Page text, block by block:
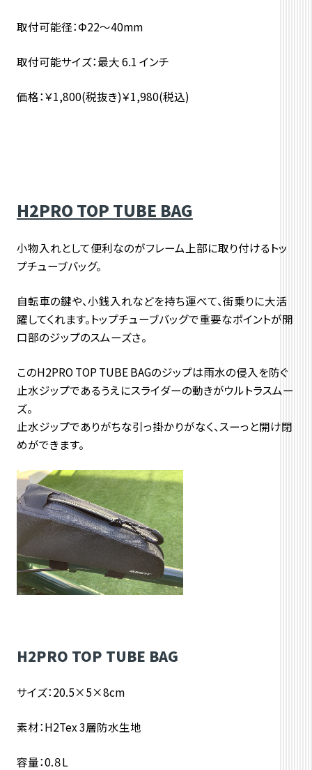
取付可能径：Φ22～40mm
取付可能サイズ：最大 6.1 インチ
価格：￥1,800(税抜き)￥1,980(税込)
H2PRO TOP TUBE BAG
小物入れとして便利なのがフレーム上部に取り付けるトッ
プチューブバッグ。
自転車の鍵や、小銭入れなどを持ち運べて、街乗りに大活
躍してくれます。トップチューブバッグで重要なポイントが開
口部のジップのスムーズさ。
このH2PRO TOP TUBE BAGのジップは雨水の侵入を防ぐ
止水ジップであるうえにスライダーの動きがウルトラスムー
ズ。
止水ジップでありがちな引っ掛かりがなく、スーっと開け閉
めができます。
H2PRO TOP TUBE BAG
サイズ：20.5×5×8cm
素材：H2Tex 3層防水生地
容量：0.８L